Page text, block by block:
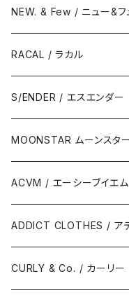
NEW. & Few / ニュー&フ
RACAL / ラカル
S/ENDER / エスエンダー
MOONSTAR ムーンスタ
MOONSTAR / ムーンスタ
810s / エイトテンス
ACVM / エーシーブイエム
ADDICT CLOTHES / ア
CURLY & Co. / カーリー